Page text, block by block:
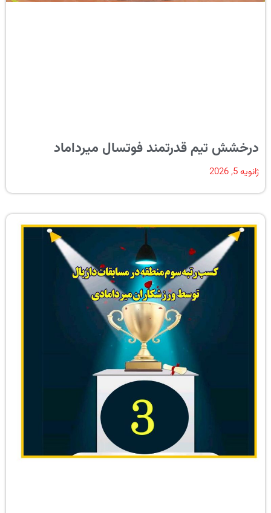
درخشش تیم قدرتمند فوتسال میرداماد
ژانویه 5, 2026